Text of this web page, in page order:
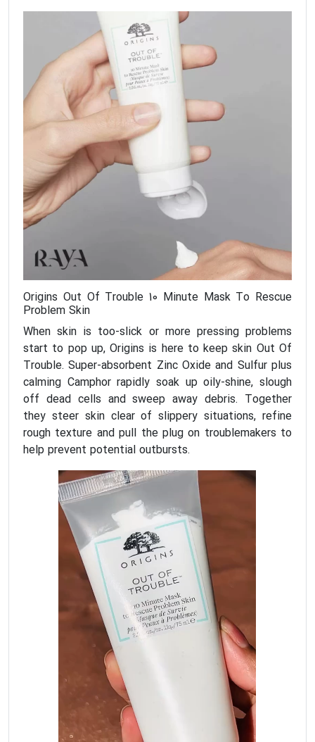
Origins Out Of Trouble 10 Minute Mask To Rescue
Problem Skin
When skin is too-slick or more pressing problems
start to pop up, Origins is here to keep skin Out Of
Trouble. Super-absorbent Zinc Oxide and Sulfur plus
calming Camphor rapidly soak up oily-shine, slough
off dead cells and sweep away debris. Together
they steer skin clear of slippery situations, refine
rough texture and pull the plug on troublemakers to
help prevent potential outbursts.